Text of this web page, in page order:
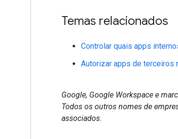
Temas relacionados
Controlar quais apps
Autorizar apps de terceiros
Google, Google Workspace e
Todos os outros nomes de
associados.